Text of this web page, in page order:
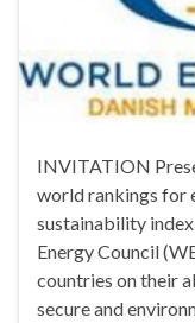
INVITATION
world rankings for
sustainability
Energy Council
countries on their
secure and